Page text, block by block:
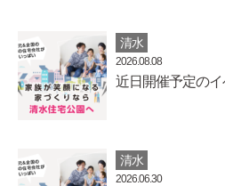
清水
2026.08.08
近日開催予定のイ
清水
2026.06.30